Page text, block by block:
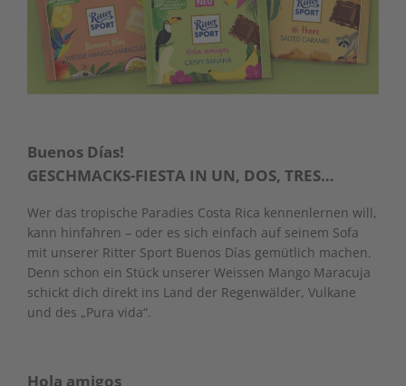
Buenos Días!
GESCHMACKS-FIESTA IN UN, DOS, TRES…
Wer das tropische Paradies Costa Rica kennenlernen will,
kann hinfahren – oder es sich einfach auf seinem Sofa
mit unserer Ritter Sport Buenos Días gemütlich machen.
Denn schon ein Stück unserer Weissen Mango Maracuja
schickt dich direkt ins Land der Regenwälder, Vulkane
und des „Pura vida“.
Hola amigos